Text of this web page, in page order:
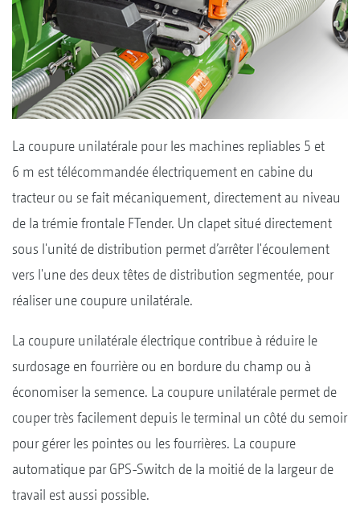
La coupure unilatérale pour les machines repliables 5 et
6 m est télécommandée électriquement en cabine du
tracteur ou se fait mécaniquement, directement au niveau
de la trémie frontale FTender. Un clapet situé directement
sous l'unité de distribution permet d’arrêter l'écoulement
vers l'une des deux têtes de distribution segmentée, pour
réaliser une coupure unilatérale.
La coupure unilatérale électrique contribue à réduire le
surdosage en fourrière ou en bordure du champ ou à
économiser la semence. La coupure unilatérale permet de
couper très facilement depuis le terminal un côté du semoir
pour gérer les pointes ou les fourrières. La coupure
automatique par GPS-Switch de la moitié de la largeur de
travail est aussi possible.